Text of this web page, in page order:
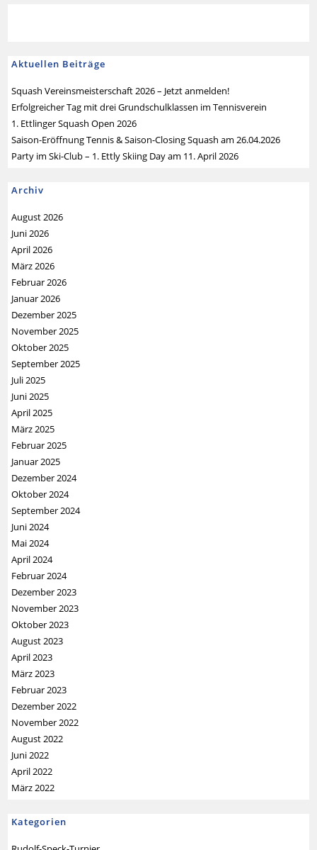
Aktuellen Beiträge
Squash Vereinsmeisterschaft 2026 – Jetzt anmelden!
Erfolgreicher Tag mit drei Grundschulklassen im Tennisverein
1. Ettlinger Squash Open 2026
Saison-Eröffnung Tennis & Saison-Closing Squash am 26.04.2026
Party im Ski-Club – 1. Ettly Skiing Day am 11. April 2026
Archiv
August 2026
Juni 2026
April 2026
März 2026
Februar 2026
Januar 2026
Dezember 2025
November 2025
Oktober 2025
September 2025
Juli 2025
Juni 2025
April 2025
März 2025
Februar 2025
Januar 2025
Dezember 2024
Oktober 2024
September 2024
Juni 2024
Mai 2024
April 2024
Februar 2024
Dezember 2023
November 2023
Oktober 2023
August 2023
April 2023
März 2023
Februar 2023
Dezember 2022
November 2022
August 2022
Juni 2022
April 2022
März 2022
Kategorien